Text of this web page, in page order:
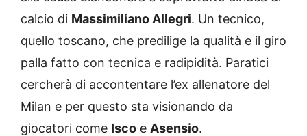
calcio di Massimiliano Allegri. Un tecnico,
quello toscano, che predilige la qualità e il giro
palla fatto con tecnica e radipidità. Paratici
cercherà di accontentare l’ex allenatore del
Milan e per questo sta visionando da
giocatori come Isco e Asensio.